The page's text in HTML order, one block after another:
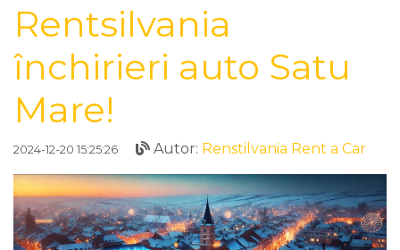
Rentsilvania
închirieri auto Satu
Mare!
2024-12-20 15:25:26 Autor: Renstilvania Rent a Car